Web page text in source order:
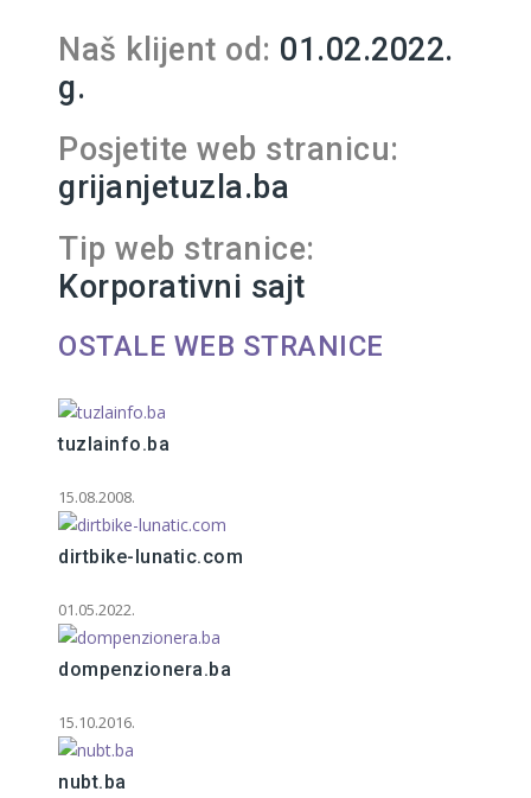
Naš klijent od: 01.02.2022.
g.
Posjetite web stranicu:
grijanjetuzla.ba
Tip web stranice:
Korporativni sajt
OSTALE WEB STRANICE
tuzlainfo.ba
15.08.2008.
dirtbike-lunatic.com
01.05.2022.
dompenzionera.ba
15.10.2016.
nubt.ba